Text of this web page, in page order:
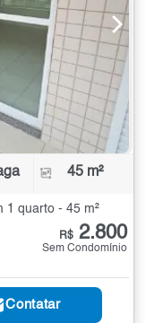
45 m²
1 quarto - 45 m²
R$ 2.800
Sem Condomínio
Contatar